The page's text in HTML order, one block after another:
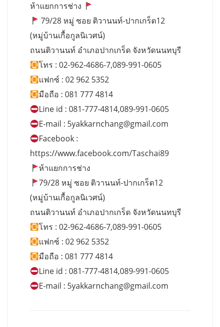
ห้าแยกการช่าง
79/28 หมู่ ซอย ติวานนท์-ปากเกร็ด12
(หมู่บ้านเกื้อกูลนิเวศน์)
ถนนติวานนท์ อำเภอปากเกร็ด จังหวัดนนทบุรี
โทร : 02-962-4686-7,089-991-0605
แฟกซ์ : 02 962 5352
มือถือ : 081 777 4814
Line id : 081-777-4814,089-991-0605
E-mail : 5yakkarnchang@gmail.com
Facebook :
https://www.facebook.com/Taschai89
ห้าแยกการช่าง
79/28 หมู่ ซอย ติวานนท์-ปากเกร็ด12
(หมู่บ้านเกื้อกูลนิเวศน์)
ถนนติวานนท์ อำเภอปากเกร็ด จังหวัดนนทบุรี
โทร : 02-962-4686-7,089-991-0605
แฟกซ์ : 02 962 5352
มือถือ : 081 777 4814
Line id : 081-777-4814,089-991-0605
E-mail : 5yakkarnchang@gmail.com